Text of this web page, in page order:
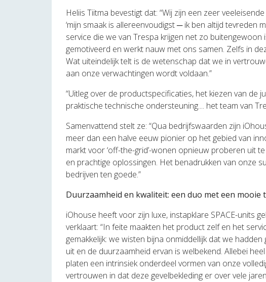
Heliis Tiitma bevestigt dat: “Wij zijn een zeer
‘mijn smaak is allereenvoudigst ─ ik ben altijd tevreden
service die we van Trespa krijgen net zo
gemotiveerd en werkt nauw met ons samen. Zelfs in
Wat uiteindelijk telt is de wetenschap dat we in
aan onze verwachtingen wordt voldaan.”
“Uitleg over de productspecificaties, het kiezen van de
praktische technische ondersteuning.... het team van
Samenvattend stelt ze: “Qua bedrijfswaarden zijn
meer dan een halve eeuw pionier op het gebied van
markt voor ‘off-the-grid’-wonen opnieuw proberen uit
en prachtige oplossingen. Het benadrukken van onze
bedrijven ten goede.”
Duurzaamheid en kwaliteit: een duo met een mooie
iOhouse heeft voor zijn luxe, instapklare SPACE-units
verklaart: “In feite maakten het product zelf en het
gemakkelijk: we wisten bijna onmiddellijk dat we
uit en de duurzaamheid ervan is welbekend. Allebei
platen een intrinsiek onderdeel vormen van onze
vertrouwen in dat deze gevelbekleding er over vele